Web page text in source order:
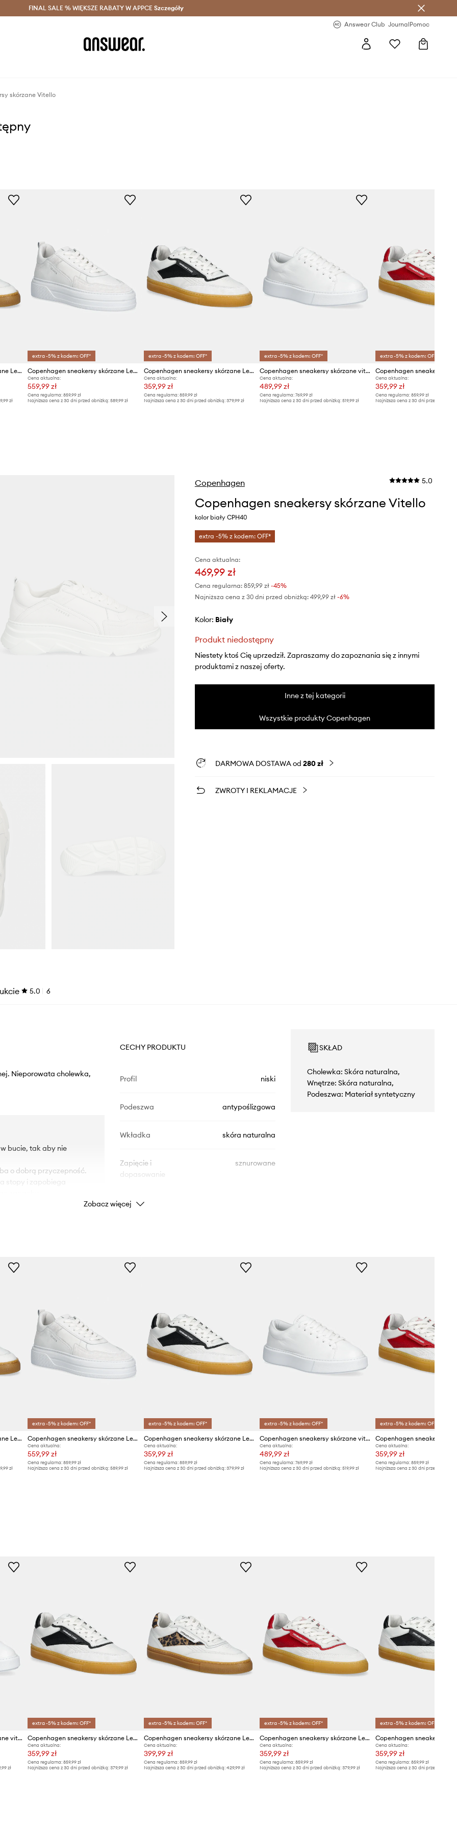
Oszczędzaj z Answear Club > Dostawa nawet w 24h >
FINAL SALE % WIĘKSZE RABATY W APPCE Szczegóły
Answear Club JournalPomoc
skórzane Vitello
Copenhagen sneakersy skórzane Leather
zł
extra -5% z kodem: OFF*
Copenhagen sneakersy skórzane Leather
Cena aktualna:
559,99 zł
Cena regularna: 859,99 zł
Najniższa cena z 30 dni przed obniżką: 589,99 zł
extra -5% z kodem: OFF*
Copenhagen sneakersy skórzane Leather
Cena aktualna:
359,99 zł
Cena regularna: 859,99 zł
Najniższa cena z 30 dni przed obniżką: 379,99 zł
extra -5% z kodem: OFF*
Copenhagen sneakersy skórzane vitello
Cena aktualna:
489,99 zł
Cena regularna:769,99 zł
Najniższa cena z 30 dni przed obniżką:519,99 zł
extra -5% z kodem: OFF*
Cena aktualna:
359,99 zł
Cena regularna: 859,99 zł
Najniższa cena z 30 dni przed obniżką:
Copenhagen 5.0
Copenhagen sneakersy skórzane Vitello
kolor biały CPH40
extra -5% z kodem: OFF*
Cena aktualna:
469,99 zł
Cena regularna: 859,99 zł-45%
Najniższa cena z 30 dni przed obniżką: 499,99 zł -6%
Kolor: biały
Produkt niedostępny
Niestety ktoś Cię uprzedził. Zapraszamy do zapoznania się z innymi
produktami z naszej oferty.
Inne z tej kategorii
Wszystkie produkty Copenhagen
DARMOWA DOSTAWA od 280 zł
ZWROTY I REKLAMACJE
5.0 6
Nieporowata cholewka,
bucie, tak aby nie
o dobrą przyczepność.
stopy i zapobiega
CECHY PRODUKTU
Profil niski
Podeszwa antypoślizgowa
Wkładka skóra naturalna
Zapięcie i
dopasowanie
sznurowane
Typ podeszwy
DANE PRODUKTU
Kolor producenta white1
Kolor biały
SKŁAD
Cholewka: Skóra naturalna,
Wnętrze: Skóra naturalna,
Podeszwa: Materiał syntetyczny
Zobacz więcej
Copenhagen sneakersy skórzane Leather
zł
extra -5% z kodem: OFF*
Copenhagen sneakersy skórzane Leather
Cena aktualna:
559,99 zł
Cena regularna: 859,99 zł
Najniższa cena z 30 dni przed obniżką: 589,99 zł
extra -5% z kodem: OFF*
Copenhagen sneakersy skórzane Leather
Cena aktualna:
359,99 zł
Cena regularna: 859,99 zł
Najniższa cena z 30 dni przed obniżką: 379,99 zł
extra -5% z kodem: OFF*
Copenhagen sneakersy skórzane vitello
Cena aktualna:
489,99 zł
Cena regularna:769,99 zł
Najniższa cena z 30 dni przed obniżką:519,99 zł
extra -5% z kodem: OFF*
Cena aktualna:
359,99 zł
Cena regularna: 859,99 zł
Najniższa cena z 30 dni przed obniżką:
Copenhagen sneakersy skórzane vitello
zł
extra -5% z kodem: OFF*
Copenhagen sneakersy skórzane Leather
Cena aktualna:
359,99 zł
Cena regularna: 859,99 zł
Najniższa cena z 30 dni przed obniżką: 379,99 zł
extra -5% z kodem: OFF*
Copenhagen sneakersy skórzane Leather
Cena aktualna:
399,99 zł
Cena regularna: 859,99 zł
Najniższa cena z 30 dni przed obniżką: 429,99 zł
extra -5% z kodem: OFF*
Copenhagen sneakersy skórzane Leather
Cena aktualna:
359,99 zł
Cena regularna:859,99 zł
Najniższa cena z 30 dni przed obniżką:379,99 zł
extra -5% z kodem: OFF*
Cena aktualna:
359,99 zł
Cena regularna: 859,99 zł
Najniższa cena z 30 dni przed obniżką: